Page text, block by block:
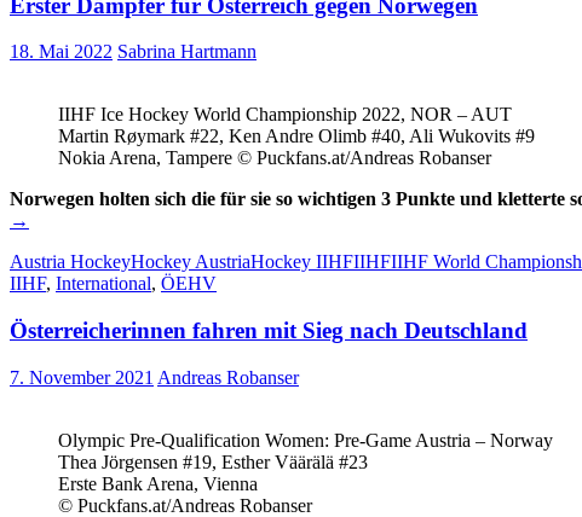
18. Mai 2022 Sabrina Hartmann
IIHF Ice Hockey World Championship 2022, NOR – AUT
Martin Røymark #22, Ken Andre Olimb #40, Ali Wukovits #9
Nokia Arena, Tampere © Puckfans.at/Andreas Robanser
Norwegen holten sich die für sie so wichtigen 3 Punkte und
→
Austria HockeyHockey AustriaHockey IIHFIIHFIIHF World
IIHF, International, ÖEHV
Österreicherinnen fahren mit Sieg nach Deutschland
7. November 2021 Andreas Robanser
Olympic Pre-Qualification Women: Pre-Game Austria – Norway
Thea Jörgensen #19, Esther Väärälä #23
Erste Bank Arena, Vienna
© Puckfans.at/Andreas Robanser